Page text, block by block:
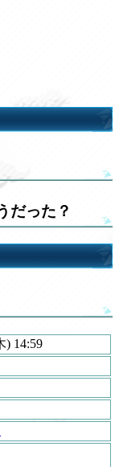
だった？
) 14:59